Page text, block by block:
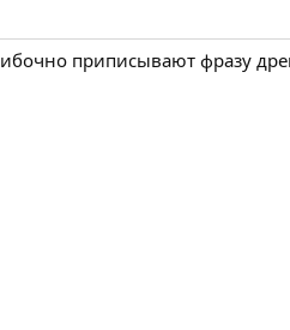
приписывают фразу